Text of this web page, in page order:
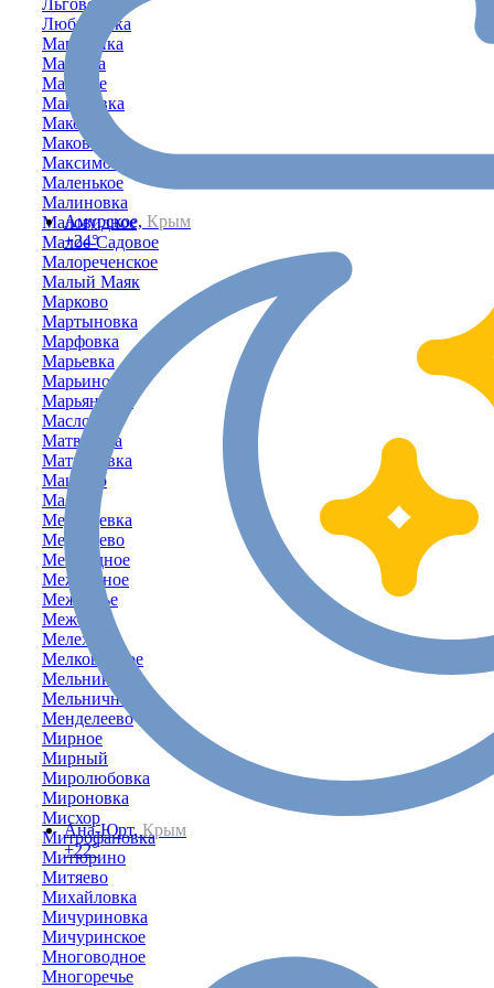
Амурское, Крым
+24°
Ана-Юрт, Крым
+22°
Любимовка
Магазинка
Мазанка
Майское
Макаровка
Маковка
Маковское
Максимовка
Маленькое
Малиновка
Маловидное
Малое-Садовое
Малореченское
Малый Маяк
Марково
Мартыновка
Марфовка
Марьевка
Марьино
Марьяновка
Маслово
Матвеевка
Матросовка
Машино
Маяк
Медведевка
Медведево
Межводное
Межгорное
Межгорье
Межевое
Мелехово
Мелководное
Мельники
Мельничное
Менделеево
Мирное
Мирный
Миролюбовка
Мироновка
Мисхор
Митрофановка
Митюрино
Митяево
Михайловка
Мичуриновка
Мичуринское
Многоводное
Многоречье